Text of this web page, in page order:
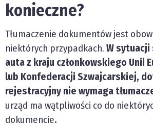
konieczne?
Tłumaczenie dokumentów jest
niektórych przypadkach. W
auta z kraju członkowskiego Unii
lub Konfederacji Szwajcarskiej,
rejestracyjny nie wymaga
urząd ma wątpliwości co do
dokumencie​.